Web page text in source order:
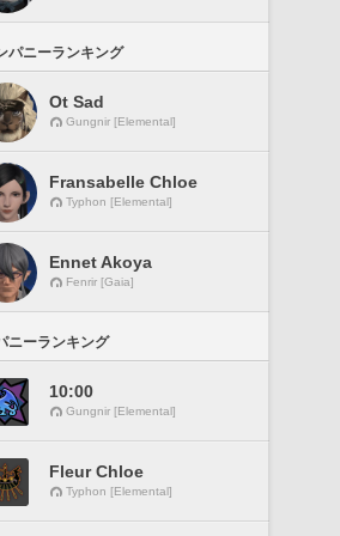
パニーランキング
Ot Sad
Gungnir [Elemental]
Fransabelle Chloe
Typhon [Elemental]
Ennet Akoya
Fenrir [Gaia]
ニーランキング
10:00
Gungnir [Elemental]
Fleur Chloe
Typhon [Elemental]